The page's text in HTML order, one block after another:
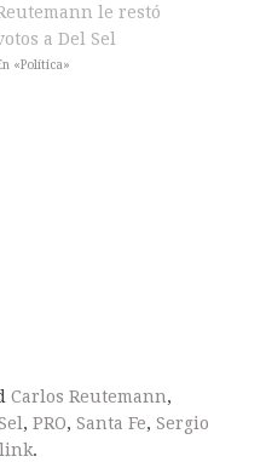
le restó
a Del Sel
«Política»
Carlos Reutemann,
, PRO, Santa Fe, Sergio
.